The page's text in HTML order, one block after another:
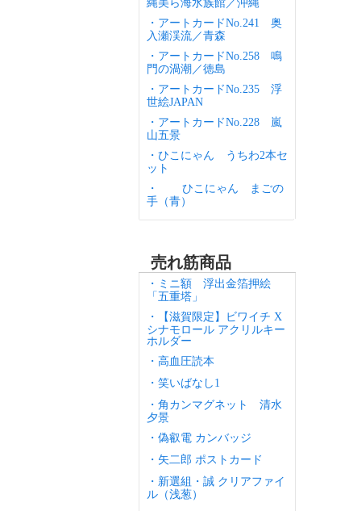
縄美ら海水族館／沖縄
・アートカードNo.241 奥
入瀬渓流／青森
・アートカードNo.258 鳴
門の渦潮／徳島
・アートカードNo.235 浮
世絵JAPAN
・アートカードNo.228 嵐
山五景
・ひこにゃん うちわ2本セ
ット
・ ひこにゃん まごの
手（青）
売れ筋商品
・ミニ額 浮出金箔押絵
「五重塔」
・【滋賀限定】ビワイチ X
シナモロール アクリルキー
ホルダー
・高血圧読本
・笑いばなし1
・角カンマグネット 清水
夕景
・偽叡電 カンバッジ
・矢二郎 ポストカード
・新選組・誠 クリアファイ
ル（浅葱）